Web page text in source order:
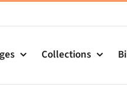
Collections